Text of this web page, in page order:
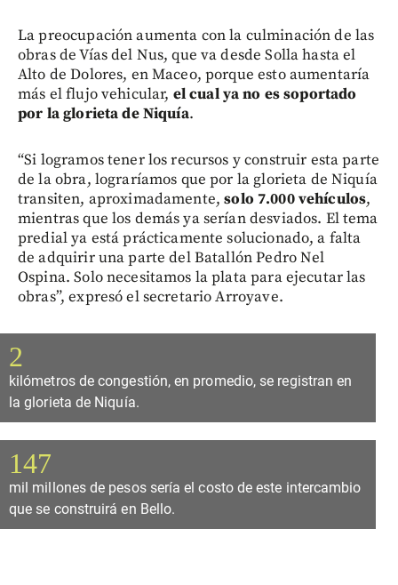
La preocupación aumenta con la culminación de las
obras de Vías del Nus, que va desde Solla hasta el
Alto de Dolores, en Maceo, porque esto aumentaría
más el flujo vehicular, el cual ya no es soportado
por la glorieta de Niquía.
“Si logramos tener los recursos y construir esta parte
de la obra, lograríamos que por la glorieta de Niquía
transiten, aproximadamente,solo 7.000 vehículos,
mientras que los demás ya serían desviados. El tema
predial ya está prácticamente solucionado, a falta
de adquirir una parte del Batallón Pedro Nel
Ospina. Solo necesitamos la plata para ejecutar las
obras”, expresó el secretario Arroyave.
2
kilómetros de congestión, en promedio, se registran en
la glorieta de Niquía.
147
mil millones de pesos sería el costo de este intercambio
que se construirá en Bello.